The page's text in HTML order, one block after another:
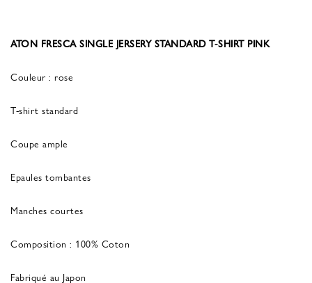
ATON FRESCA SINGLE JERSERY STANDARD T-SHIRT PINK
Couleur : rose
T-shirt standard
Coupe ample
Epaules tombantes
Manches courtes
Composition : 100% Coton
Fabriqué au Japon